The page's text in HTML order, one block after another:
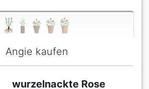
Angie kaufen
wurzelnackte Rose